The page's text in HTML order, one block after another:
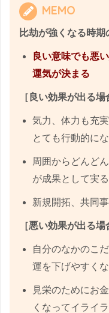
MEMO
比劫が強くなる時期
良い意味でも悪
運気が決まる
［良い効果が出る場
気力、体力も充
とても行動的に
周囲からどんど
が成果として実る
新規開拓、共同
［悪い効果が出る場
自分のなかのこ
運を下げやすく
見栄のためにお
くなってイライ